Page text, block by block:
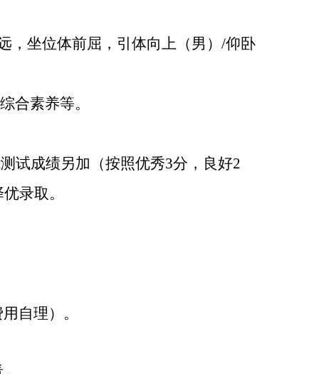
，坐位体前屈，引体向上（男）/仰卧
合素养等。
试成绩另加（按照优秀3分，良好2
录取。
自理）。